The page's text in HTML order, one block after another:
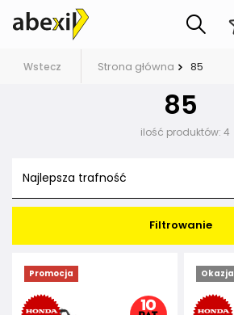
Wstecz Strona główna 85
85
ilość produktów: 4
Najlepsza trafność
Filtrowanie
Promocja Okazja